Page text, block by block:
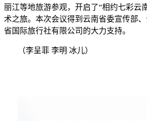
丽江等地旅游参观，开启了“相约七彩云
术之旅。本次会议得到云南省委宣传部
省国际旅行社有限公司的大力支持。
（李呈菲 李明 冰儿）